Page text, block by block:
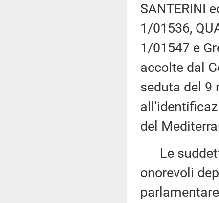
SANTERINI
1/01536,
1/01547 e
accolte dal
seduta del 9
del
Le
onorevoli